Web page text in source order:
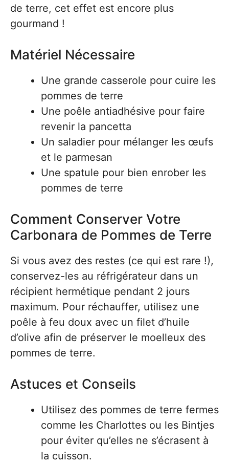
de terre, cet effet est encore plus
gourmand !
Matériel Nécessaire
Une grande casserole pour cuire les
pommes de terre
Une poêle antiadhésive pour faire
revenir la pancetta
Un saladier pour mélanger les œufs
et le parmesan
Une spatule pour bien enrober les
pommes de terre
Comment Conserver Votre
Carbonara de Pommes de Terre
Si vous avez des restes (ce qui est rare !),
conservez-les au réfrigérateur dans un
récipient hermétique pendant 2 jours
maximum. Pour réchauffer, utilisez une
poêle à feu doux avec un filet d’huile
d’olive afin de préserver le moelleux des
pommes de terre.
Astuces et Conseils
Utilisez des pommes de terre fermes
comme les Charlottes ou les Bintjes
pour éviter qu’elles ne s’écrasent à
la cuisson.